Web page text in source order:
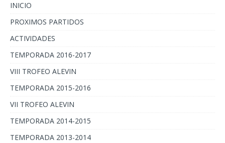
INICIO
PROXIMOS PARTIDOS
ACTIVIDADES
TEMPORADA 2016-2017
VIII TROFEO ALEVIN
TEMPORADA 2015-2016
VII TROFEO ALEVIN
TEMPORADA 2014-2015
TEMPORADA 2013-2014